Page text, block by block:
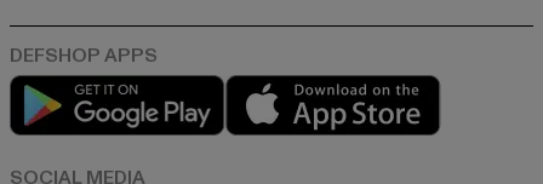
Play market